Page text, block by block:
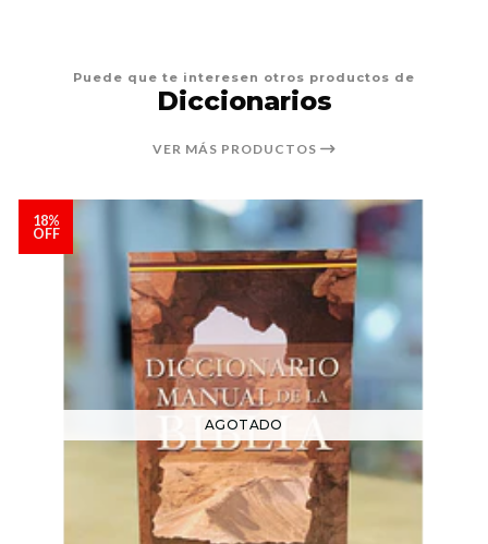
Puede que te interesen otros productos de
Diccionarios
VER MÁS PRODUCTOS
18%
OFF
AGOTADO